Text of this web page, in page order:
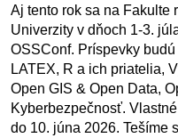
Aj tento rok sa na Fakulte
Univerzity v dňoch 1-3.
OSSConf. Príspevky
LATEX, R a ich priatelia,
Open GIS & Open Data,
Kyberbezpečnosť.
do 10. júna 2026. Tešíme